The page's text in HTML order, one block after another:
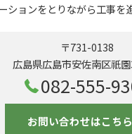
ションをとりながら工事を
〒731-0138
広島県広島市安佐南区祇
082-555-
お問い合わせはこちら